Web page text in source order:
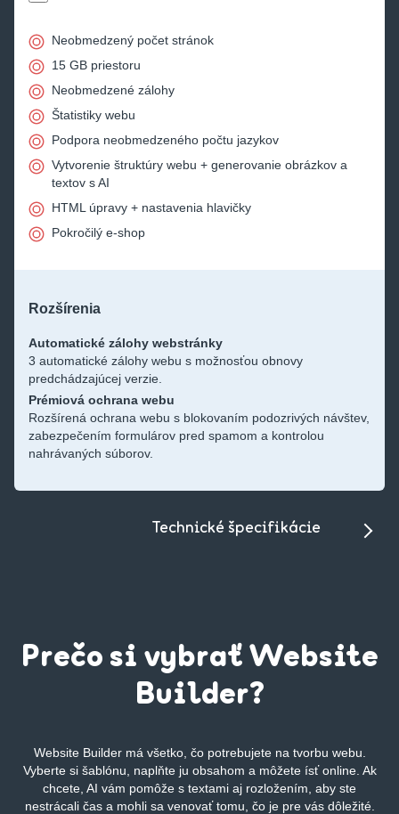
Neobmedzený počet stránok
15 GB priestoru
Neobmedzené zálohy
Štatistiky webu
Podpora neobmedzeného počtu jazykov
Vytvorenie štruktúry webu + generovanie obrázkov a
textov s AI
HTML úpravy + nastavenia hlavičky
Pokročilý e-shop
Rozšírenia
Automatické zálohy webstránky
3 automatické zálohy webu s možnosťou obnovy
predchádzajúcej verzie.
Prémiová ochrana webu
Rozšírená ochrana webu s blokovaním podozrivých návštev,
zabezpečením formulárov pred spamom a kontrolou
nahrávaných súborov.
Technické špecifikácie
Prečo si vybrať Website
Builder?
Website Builder má všetko, čo potrebujete na tvorbu webu
Vyberte si šablónu naplňte ju obsahom a môžete ísťonline. Ak
chcete , AI vám pomôže s textami aj rozložením , aby ste
nestrácali časa mohli sa venovať tomu čoje pre vás dôležité.